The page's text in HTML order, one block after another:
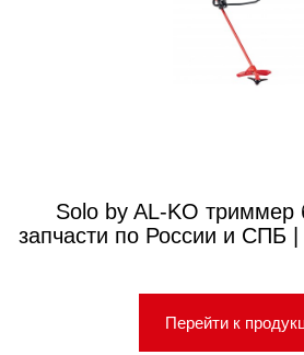
Solo by AL-KO триммер
запчасти по России и СПБ
Перейти к